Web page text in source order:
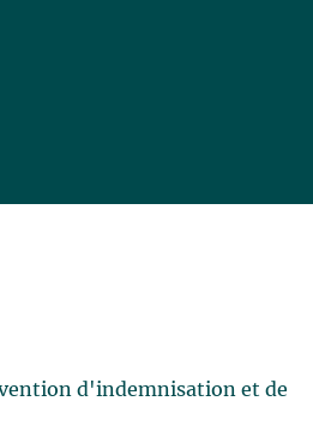
d'indemnisation et de